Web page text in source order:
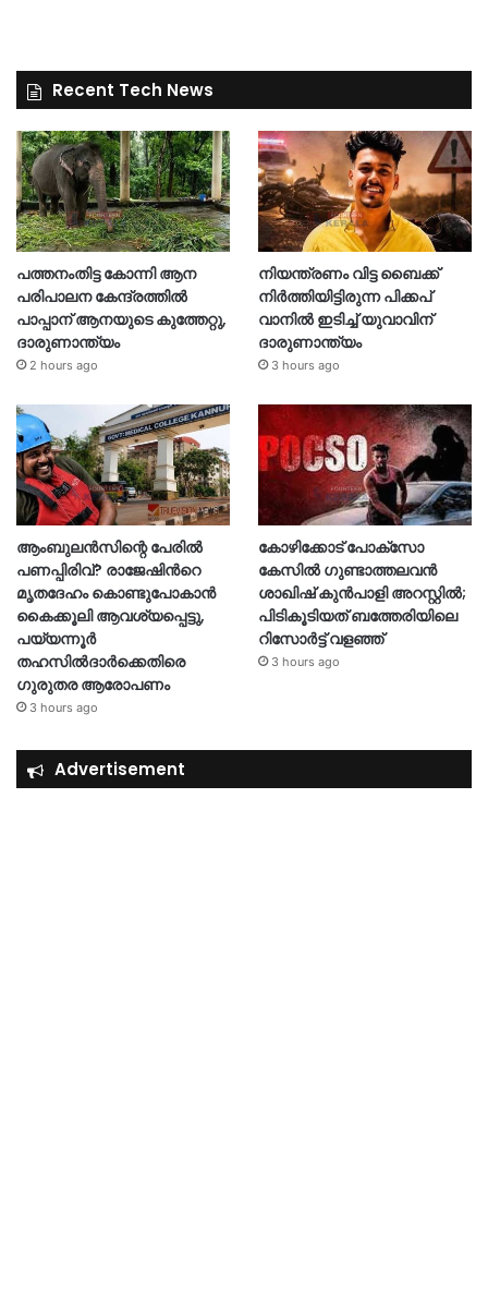
Recent Tech News
പത്തനംതിട്ട കോന്നി ആന
പരിപാലന കേന്ദ്രത്തിൽ
പാപ്പാന് ആനയുടെ കുത്തേറ്റു,
ദാരുണാന്ത്യം
2 hours ago
നിയന്ത്രണം വിട്ട ബൈക്ക്
നിർത്തിയിട്ടിരുന്ന പിക്കപ്
വാനിൽ ഇടിച്ച് യുവാവിന്
ദാരുണാന്ത്യം
3 hours ago
ആംബുലൻസിന്റെ പേരിൽ
പണപ്പിരിവ്? രാജേഷിന്‍റെ
മൃതദേഹം കൊണ്ടുപോകാൻ
കൈക്കൂലി ആവശ്യപ്പെട്ടു,
പയ്യന്നൂർ
തഹസിൽദാർക്കെതിരെ
ഗുരുതര ആരോപണം
3 hours ago
കോഴിക്കോട് പോക്സോ
കേസിൽ ഗുണ്ടാത്തലവൻ
ശാഖിഷ് കുൻപാളി അറസ്റ്റിൽ;
പിടികൂടിയത് ബത്തേരിയിലെ
റിസോർട്ട് വളഞ്ഞ്
3 hours ago
Advertisement